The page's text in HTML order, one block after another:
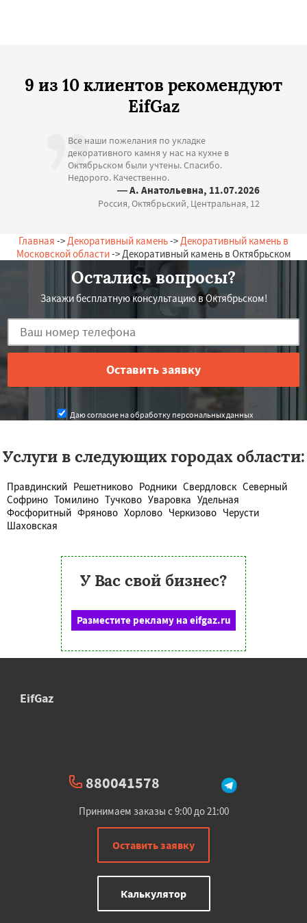
9 из 10 клиентов рекомендуют
EifGaz
Все наши пожелания по укладке
декоративного камня у нас на кухне в
Октябрьском были учтены. Спасибо.
Недорого. Качественно.
— А. Анатольевна, 11.07.2026
Россия, Октябрьский, Центральная, 12
Главная -> Декоративный камень-> Декоративный камень в
Московской области-> Декоративный камень в Октябрьском
Остались вопросы?
Закажи бесплатную консультацию в Октябрьском!
Даю согласие на обработку персональных данных
Услуги в следующих городах области:
Правдинский Решетниково Родники Свердловск Северный
Софрино Томилино Тучково Уваровка Удельная
Фосфоритный Фряново Хорлово Черкизово Черусти
Шаховская
У Вас свой бизнес?
Разместите рекламу на eifgaz.ru
EifGaz
880041578
Принимаем заказы с 9:00 до 21:00
Оставить заявку
Калькулятор